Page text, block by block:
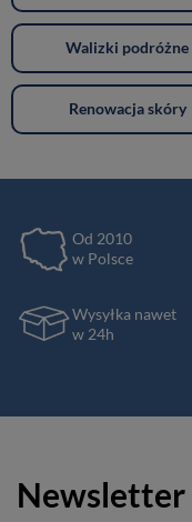
Walizki podróżne
Renowacja skóry
Od 2010
w Polsce
Wysyłka nawet
w 24h
Newsletter